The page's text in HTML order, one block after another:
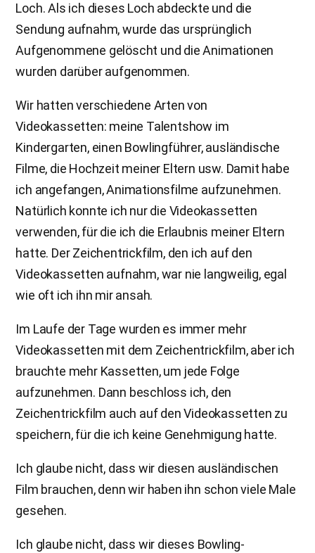
Loch. Als ich dieses Loch abdeckte und die
Sendung aufnahm, wurde das ursprünglich
Aufgenommene gelöscht und die Animationen
wurden darüber aufgenommen.
Wir hatten verschiedene Arten von
Videokassetten: meine Talentshow im
Kindergarten, einen Bowlingführer, ausländische
Filme, die Hochzeit meiner Eltern usw. Damit habe
ich angefangen, Animationsfilme aufzunehmen.
Natürlich konnte ich nur die Videokassetten
verwenden, für die ich die Erlaubnis meiner Eltern
hatte. Der Zeichentrickfilm, den ich auf den
Videokassetten aufnahm, war nie langweilig, egal
wie oft ich ihn mir ansah.
Im Laufe der Tage wurden es immer mehr
Videokassetten mit dem Zeichentrickfilm, aber ich
brauchte mehr Kassetten, um jede Folge
aufzunehmen. Dann beschloss ich, den
Zeichentrickfilm auch auf den Videokassetten zu
speichern, für die ich keine Genehmigung hatte.
Ich glaube nicht, dass wir diesen ausländischen
Film brauchen, denn wir haben ihn schon viele Male
gesehen.
Ich glaube nicht, dass wir dieses Bowling-